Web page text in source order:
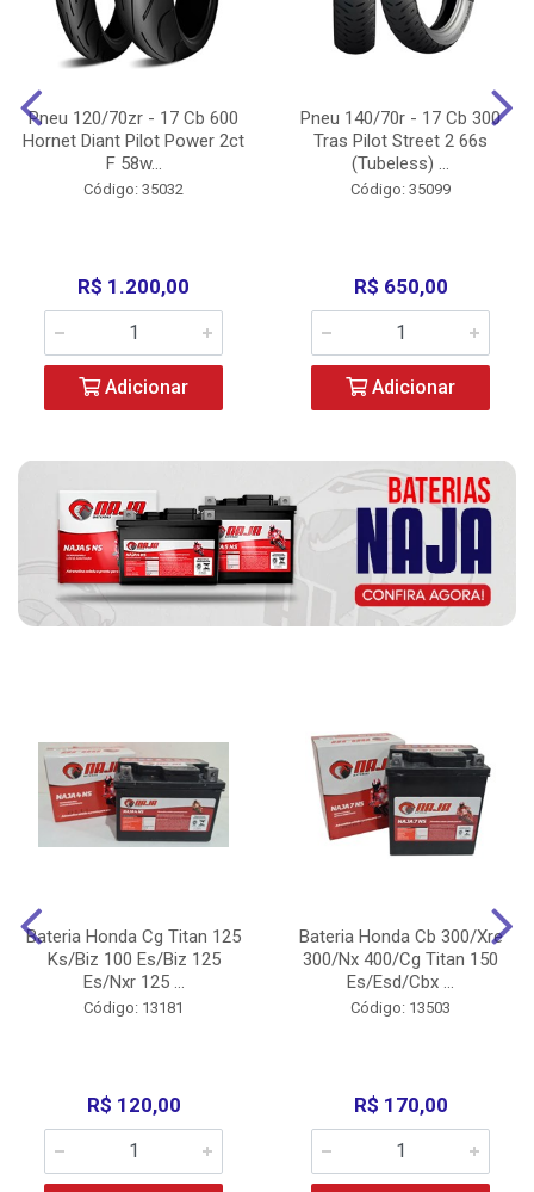
Pneu 120/70zr - 17 Cb 600
Hornet Diant Pilot Power 2ct
F 58w...
Código: 35032
R$ 1.200,00
Adicionar
Pneu 140/70r - 17 Cb 300
Tras Pilot Street 2 66s
(Tubeless) ...
Código: 35099
R$ 650,00
Adicionar
Bateria Honda Cg Titan 125
Ks/Biz 100 Es/Biz 125
Es/Nxr 125 ...
Código: 13181
R$ 120,00
Bateria Honda Cb 300/Xre
300/Nx 400/Cg Titan 150
Es/Esd/Cbx ...
Código: 13503
R$ 170,00